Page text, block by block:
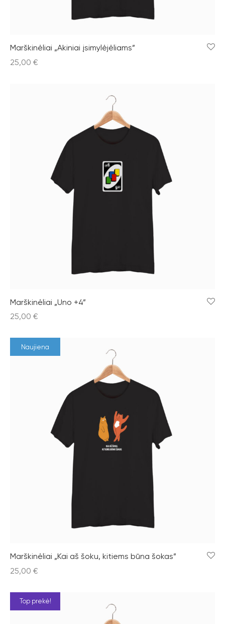
Marškinėliai „Akiniai įsimylėjėliams”
25,00 €
Marškinėliai „Uno +4”
25,00 €
Naujiena
Marškinėliai „Kai aš šoku, kitiems būna šokas”
25,00 €
Top prekė!